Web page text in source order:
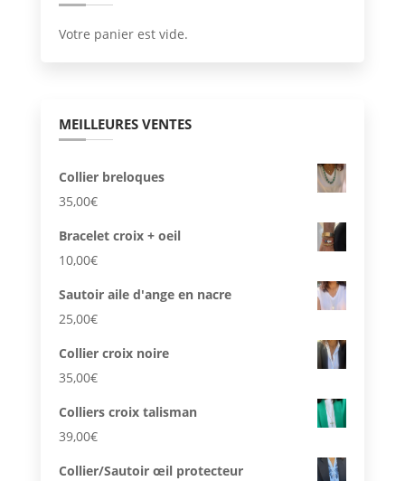
Votre panier est vide.
MEILLEURES VENTES
Collier breloques
35,00€
Bracelet croix + oeil
10,00€
Sautoir aile d'ange en nacre
25,00€
Collier croix noire
35,00€
Colliers croix talisman
39,00€
Collier/Sautoir œil protecteur